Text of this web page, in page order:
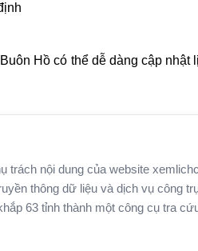
Hồ có thể dễ dàng cập nhật
trách nội dung của website
thông dữ liệu và dịch vụ công
63 tỉnh thành một công cụ tra